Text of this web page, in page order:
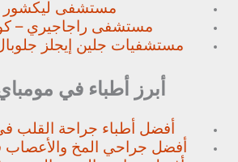
مستشفى ليكشور -
مستشفى راجاجيري –
مستشفيات جلين إيجلز
أبرز أطباء في
أفضل أطباء جراحة القلب
أفضل جراحي المخ والأعصاب